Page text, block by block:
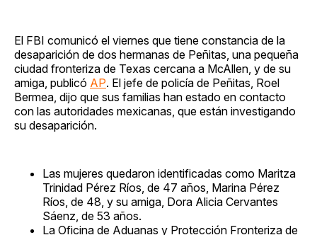
El FBI comunicó el viernes que tiene constancia de la
desaparición de dos hermanas de Peñitas, una pequeña
ciudad fronteriza de Texas cercana a McAllen, y de su
amiga, publicó AP. El jefe de policía de Peñitas, Roel
Bermea, dijo que sus familias han estado en contacto
con las autoridades mexicanas, que están investigando
su desaparición.
Las mujeres quedaron identificadas como Maritza
Trinidad Pérez Ríos, de 47 años, Marina Pérez
Ríos, de 48, y su amiga, Dora Alicia Cervantes
Sáenz, de 53 años.
La Oficina de Aduanas y Protección Fronteriza de